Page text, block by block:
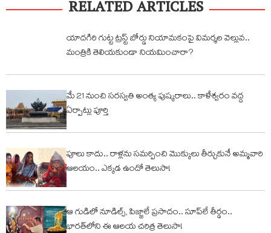
RELATED ARTICLES
యాదగిరి గుట్ట ట్రస్ట్‌ బోర్డు నియామకంపై విమర్శల వెల్లువ..
మంత్రికి తెలియకుండా నియమించారా?
మే 21 నుంచి సరస్వతి అంత్య పుష్కరాలు.. కాళేశ్వరం వద్ద
ఏర్పాట్లు పూర్తి
పూలు కాదు.. రాళ్లను సమర్పించి మొక్కులు తీర్చుకునే అమ్మవారి
ఆలయం.. ఎక్కడ ఉందో తెలుసా!
ఆ గుడిలో నూడిల్స్, పిజ్జాలే ప్రసాదం.. సూప్‌లే తీర్థం..
భారత్‌లోని ఈ ఆలయ చరిత్ర తెలుసా!